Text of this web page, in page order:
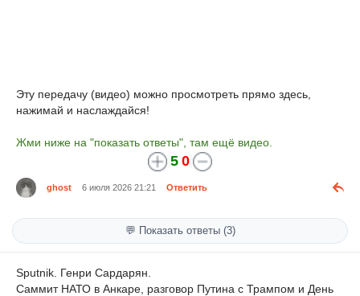
Эту передачу (видео) можно просмотреть прямо здесь,
нажимай и наслаждайся!
Жми ниже на "показать ответы", там ещё видео.
5 0
ghost 6 июля 2026 21:21 Ответить
💬 Показать ответы (3)
Sputnik. Генри Сардарян.
Саммит НАТО в Анкаре, разговор Путина с Трампом и День